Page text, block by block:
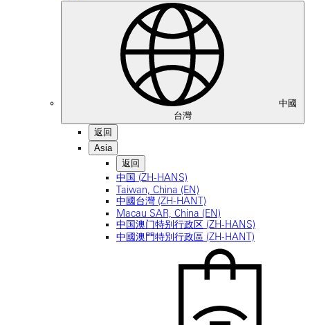
中國
台灣
返回
Asia
返回
中国 (ZH-HANS)
Taiwan, China (EN)
中國台灣 (ZH-HANT)
Macau SAR, China (EN)
中国澳门特别行政区 (ZH-HANS)
中國澳門特別行政區 (ZH-HANT)